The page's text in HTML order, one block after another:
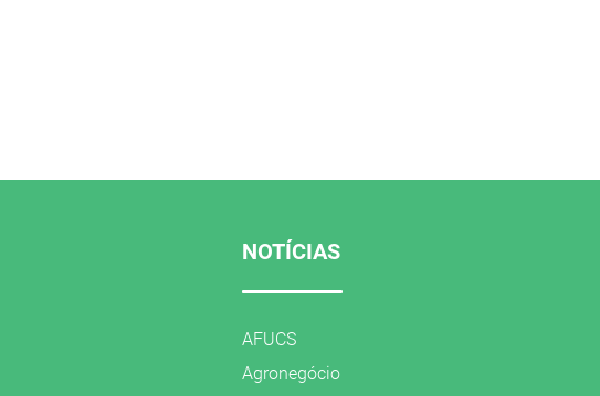
NOTÍCIAS
AFUCS
Agronegócio